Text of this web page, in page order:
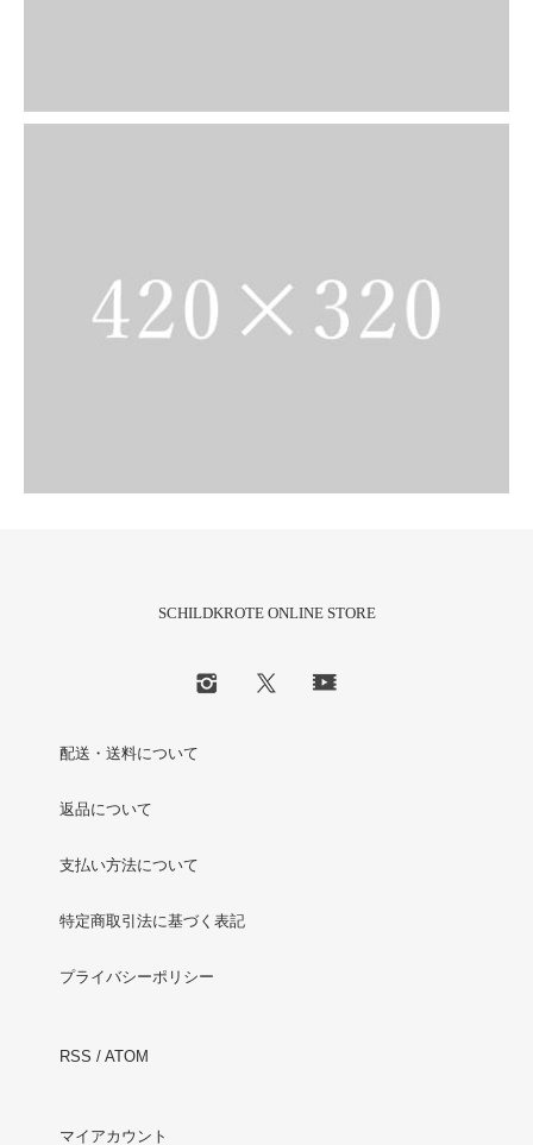
SCHILDKROTE ONLINE STORE
配送・送料について
返品について
支払い方法について
特定商取引法に基づく表記
プライバシーポリシー
RSS / ATOM
マイアカウント